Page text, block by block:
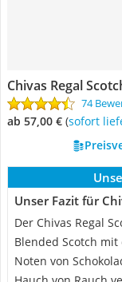
Chivas Regal
74
ab 57,00 € ( Sofort
Unser Fazit für
Der Chivas Regal
Blended Scotch
Noten von